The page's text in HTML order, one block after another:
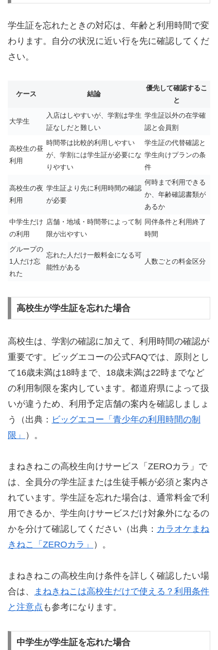
学生証を忘れたときの対応は、年齢と利用時間で変
わります。自分の状況に近い行を先に確認してくだ
さい。
ケース 結論
優先して確認するこ
と
大学生
入店はしやすいが、学割は学生
証なしだと難しい
学生証以外の在学確
認と会員割
高校生の昼
利用
時間帯は比較的利用しやすい
が、学割には学生証が必要にな
りやすい
学生証の代替確認と
学生向けプランの条
件
高校生の夜
利用
学生証より先に利用時間の確認
が必要
何時まで利用できる
か、年齢確認書類が
あるか
中学生だけ
の利用
店舗・地域・時間帯によって制
限が出やすい
同伴条件と利用終了
時間
グループの
1人だけ忘
れた
忘れた人だけ一般料金になる可
能性がある
人数ごとの料金区分
高校生が学生証を忘れた場合
高校生は、学割の確認に加えて、利用時間の確認が
重要です。ビッグエコーの公式FAQでは、原則とし
て16歳未満は18時まで、18歳未満は22時までなど
の利用制限を案内しています。都道府県によって扱
いが違うため、利用予定店舗の案内を確認しましょ
う（出典： ビッグエコー「青少年の利用時間の制
限」
）。
まねきねこの高校生向けサービス「ZEROカラ」で
は、全員分の学生証または生徒手帳が必須と案内さ
れています。学生証を忘れた場合は、通常料金で利
用できるか、学生向けサービスだけ対象外になるの
かを分けて確認してください（出典： カラオケまね
きねこ「ZEROカラ」
）。
まねきねこの高校生向け条件を詳しく確認したい場
合は、
まねきねこは高校生だけで使える？利用条件
と注意点 も参考になります。
中学生が学生証を忘れた場合